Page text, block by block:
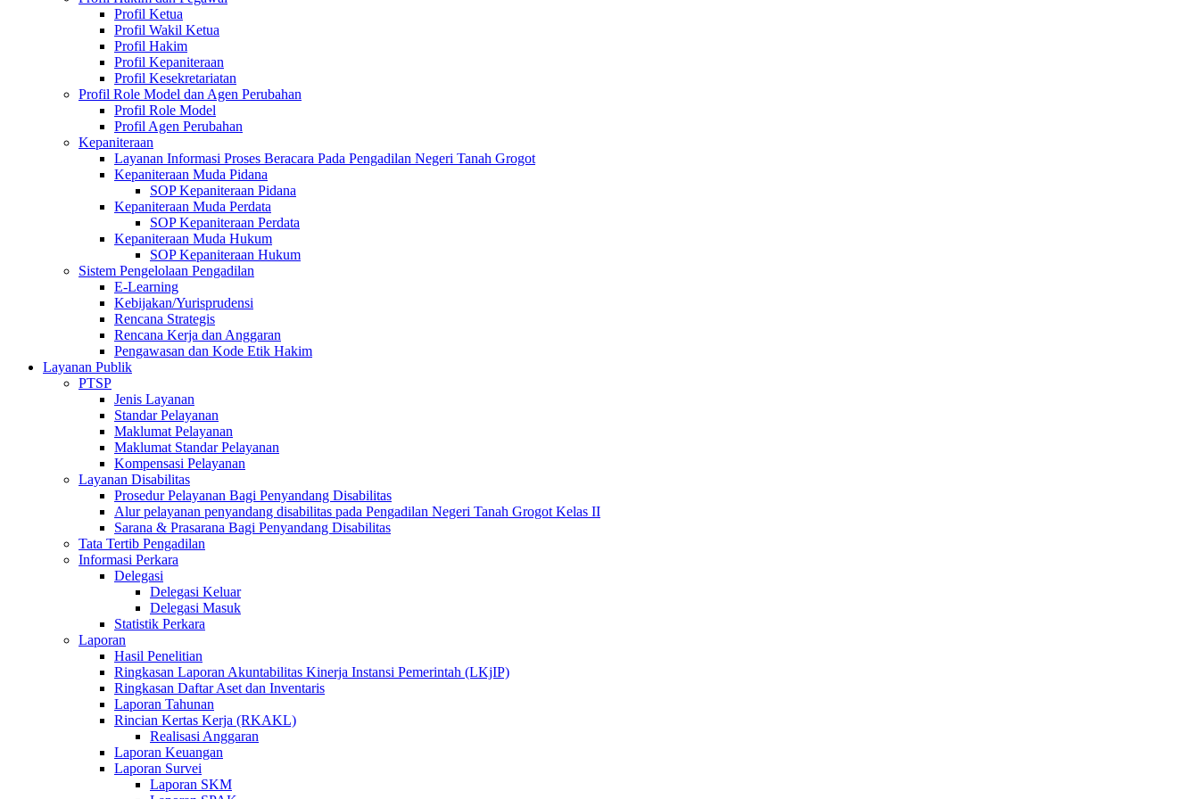
Profil Ketua
Profil Wakil Ketua
Profil Hakim
Profil Kepaniteraan
Profil Kesekretariatan
Profil Role Model dan Agen Perubahan
Profil Role Model
Profil Agen Perubahan
Kepaniteraan
Layanan Informasi Proses Beracara Pada Pengadilan Negeri Tanah Grogot
Kepaniteraan Muda Pidana
SOP Kepaniteraan Pidana
Kepaniteraan Muda Perdata
SOP Kepaniteraan Perdata
Kepaniteraan Muda Hukum
SOP Kepaniteraan Hukum
Sistem Pengelolaan Pengadilan
E-Learning
Kebijakan/Yurisprudensi
Rencana Strategis
Rencana Kerja dan Anggaran
Pengawasan dan Kode Etik Hakim
Layanan Publik
PTSP
Jenis Layanan
Standar Pelayanan
Maklumat Pelayanan
Maklumat Standar Pelayanan
Kompensasi Pelayanan
Layanan Disabilitas
Prosedur Pelayanan Bagi Penyandang Disabilitas
Alur pelayanan penyandang disabilitas pada Pengadilan Negeri Tanah Grogot Kelas II
Sarana & Prasarana Bagi Penyandang Disabilitas
Tata Tertib Pengadilan
Informasi Perkara
Delegasi
Delegasi Keluar
Delegasi Masuk
Statistik Perkara
Laporan
Hasil Penelitian
Ringkasan Laporan Akuntabilitas Kinerja Instansi Pemerintah (LKjIP)
Ringkasan Daftar Aset dan Inventaris
Laporan Tahunan
Rincian Kertas Kerja (RKAKL)
Realisasi Anggaran
Laporan Keuangan
Laporan Survei
Laporan SKM